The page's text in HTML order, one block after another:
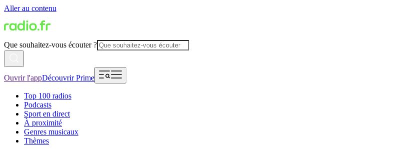
Aller au contenu
Que souhaitez-vous écouter ?
Ouvrir l'appDécouvrir Prime
Top 100 radios
Podcasts
Sport en direct
À proximité
Genres musicaux
Thèmes